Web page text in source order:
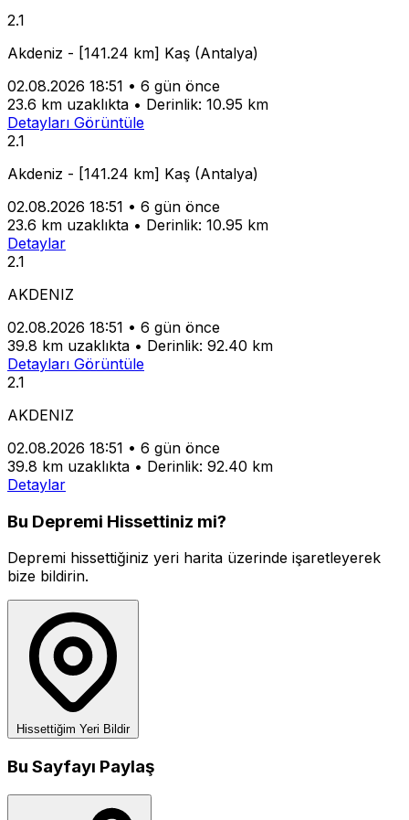
2.1
Akdeniz - [141.24 km] Kaş (Antalya)
02.08.2026 18:51 • 6 gün önce
23.6 km uzaklıkta • Derinlik: 10.95 km
Detayları Görüntüle
2.1
Akdeniz - [141.24 km] Kaş (Antalya)
02.08.2026 18:51 • 6 gün önce
23.6 km uzaklıkta • Derinlik: 10.95 km
Detaylar
2.1
AKDENIZ
02.08.2026 18:51 • 6 gün önce
39.8 km uzaklıkta • Derinlik: 92.40 km
Detayları Görüntüle
2.1
AKDENIZ
02.08.2026 18:51 • 6 gün önce
39.8 km uzaklıkta • Derinlik: 92.40 km
Detaylar
Bu Depremi Hissettiniz mi?
Depremi hissettiğiniz yeri harita üzerinde işaretleyerek
bize bildirin.
Hissettiğim Yeri Bildir
Bu Sayfayı Paylaş